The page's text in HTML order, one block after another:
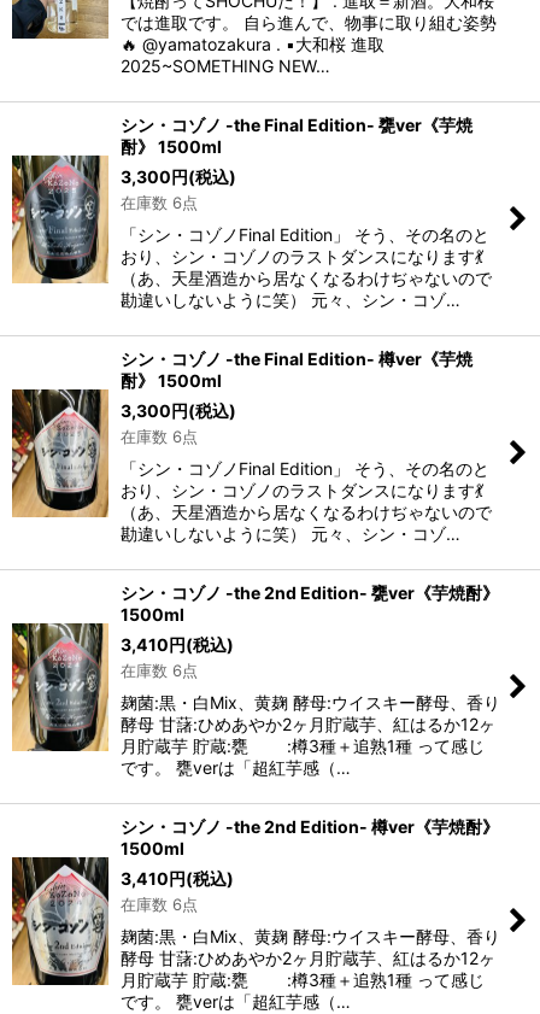
では進取です。 自ら進んで、物事に取り組む姿勢
🔥 @yamatozakura . ▪️大和桜 進取
2025~SOMETHING NEW…
シン・コゾノ -the Final Edition- 甕ver《芋焼
酎》 1500ml
3,300円(税込)
在庫数 6点
「シン・コゾノFinal Edition」 そう、その名のと
おり、シン・コゾノのラストダンスになります💃
（あ、天星酒造から居なくなるわけぢゃないので
勘違いしないように笑） 元々、シン・コゾ…
シン・コゾノ -the Final Edition- 樽ver《芋焼
酎》 1500ml
3,300円(税込)
在庫数 6点
「シン・コゾノFinal Edition」 そう、その名のと
おり、シン・コゾノのラストダンスになります💃
（あ、天星酒造から居なくなるわけぢゃないので
勘違いしないように笑） 元々、シン・コゾ…
シン・コゾノ -the 2nd Edition- 甕ver《芋焼酎》
1500ml
3,410円(税込)
在庫数 6点
麹菌:黒・白Mix、黄麹 酵母:ウイスキー酵母、香り
酵母 甘藷:ひめあやか2ヶ月貯蔵芋、紅はるか12ヶ
月貯蔵芋 貯蔵:甕 :樽3種＋追熟1種 って感じ
です。 甕verは「超紅芋感（…
シン・コゾノ -the 2nd Edition- 樽ver《芋焼酎》
1500ml
3,410円(税込)
在庫数 6点
麹菌:黒・白Mix、黄麹 酵母:ウイスキー酵母、香り
酵母 甘藷:ひめあやか2ヶ月貯蔵芋、紅はるか12ヶ
月貯蔵芋 貯蔵:甕 :樽3種＋追熟1種 って感じ
です。 甕verは「超紅芋感（…